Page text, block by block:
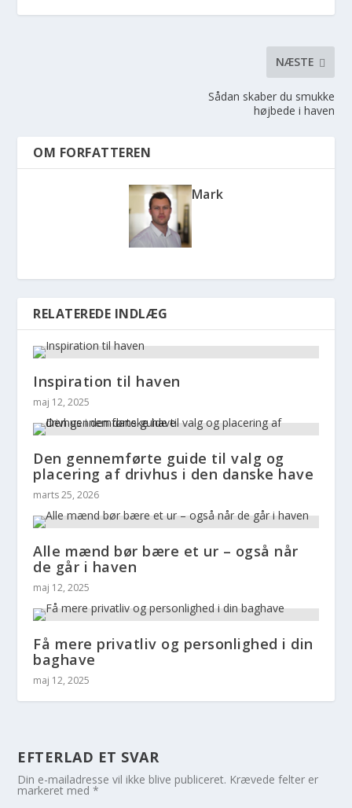
NÆSTE
Sådan skaber du smukke
højbede i haven
OM FORFATTEREN
Mark
RELATEREDE INDLÆG
Inspiration til haven
maj 12, 2025
Den gennemførte guide til valg og
placering af drivhus i den danske have
marts 25, 2026
Alle mænd bør bære et ur – også når
de går i haven
maj 12, 2025
Få mere privatliv og personlighed i din
baghave
maj 12, 2025
EFTERLAD ET SVAR
Din e-mailadresse vil ikke blive publiceret. Krævede felter er
markeret med*